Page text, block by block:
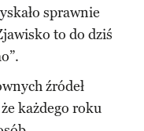
sprawnie
to do dziś
źródeł
każdego roku